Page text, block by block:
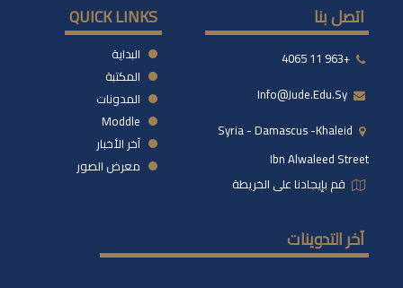
اتصل بنا
+963 11 4065
Syria - Damascus -khaleid
Ibn Alwaleed Street
قم بإيجادنا على الخريطة
QUICK LINKS
البداية
المكتبة
المدونات
Moddle
آخر الأخبار
معرض الصور
آخر التدوينات